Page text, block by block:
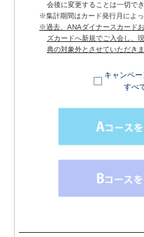
会後に変更することは一切でき
※集計期間はカード発行月によっ
※過去、ANAダイナースカード
ズカードへ新規でご入会し、
典の対象外とさせていただきま
キャンペ
すべ